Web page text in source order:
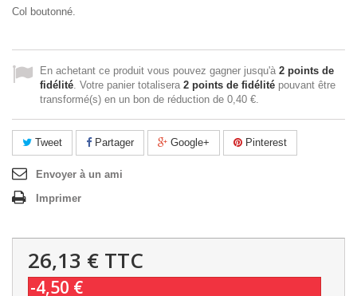
Col boutonné.
En achetant ce produit vous pouvez gagner jusqu'à 2 points de
fidélité. Votre panier totalisera 2 points de fidélité pouvant être
transformé(s) en un bon de réduction de 0,40 €.
Tweet Partager Google+ Pinterest
Envoyer à un ami
Imprimer
26,13 € TTC
-4,50 €